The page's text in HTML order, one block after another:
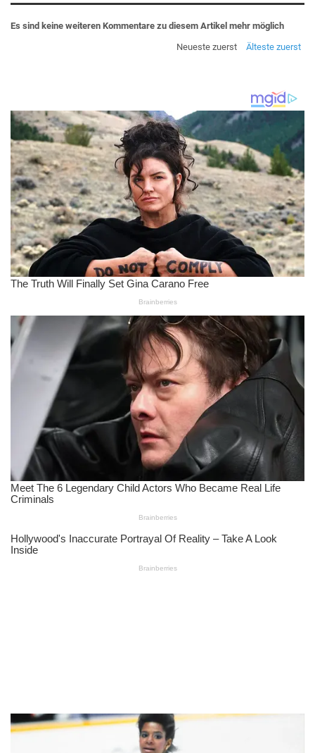
Es sind keine weiteren Kommentare zu diesem Artikel mehr möglich
Neueste zuerst
Älteste zuerst